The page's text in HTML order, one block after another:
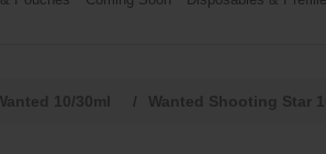
10/30ml / Wanted Shooting Star